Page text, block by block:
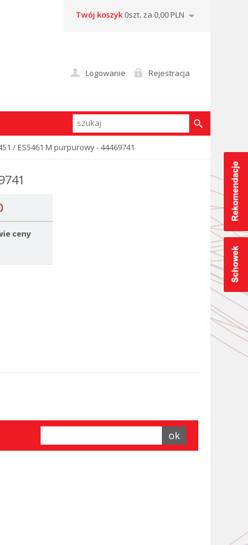
Logowanie Rejestracja
Twój koszyk 0szt. za 0,00 PLN
/ ES5461 M purpurowy - 44469741
ceny